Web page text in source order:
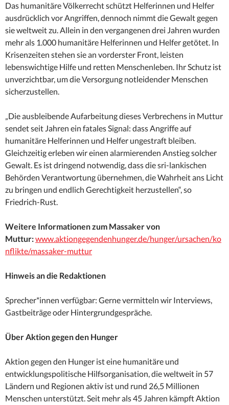
Das humanitäre Völkerrecht schützt Helferinnen und Helfer
ausdrücklich vor Angriffen, dennoch nimmt die Gewalt gegen
sie weltweit zu. Allein in den vergangenen drei Jahren wurden
mehr als 1.000 humanitäre Helferinnen und Helfer getötet. In
Krisenzeiten stehen sie an vorderster Front, leisten
lebenswichtige Hilfe und retten Menschenleben. Ihr Schutz ist
unverzichtbar, um die Versorgung notleidender Menschen
sicherzustellen.
„Die ausbleibende Aufarbeitung dieses Verbrechens in Muttur
sendet seit Jahren ein fatales Signal: dass Angriffe auf
humanitäre Helferinnen und Helfer ungestraft bleiben.
Gleichzeitig erleben wir einen alarmierenden Anstieg solcher
Gewalt. Es ist dringend notwendig, dass die sri-lankischen
Behörden Verantwortung übernehmen, die Wahrheit ans Licht
zu bringen und endlich Gerechtigkeit herzustellen“, so
Friedrich-Rust.
Weitere Informationen zum Massaker von
Muttur:www.aktiongegendenhunger.de/hunger/ursachen/ko
nflikte/massaker-muttur
Hinweis an die Redaktionen
Sprecher*innen verfügbar: Gerne vermitteln wir Interviews,
Gastbeiträge oder Hintergrundgespräche.
Über Aktion gegen den Hunger
Aktion gegen den Hunger ist eine humanitäre und
entwicklungspolitische Hilfsorganisation, die weltweit in 57
Ländern und Regionen aktiv ist und rund 26,5 Millionen
Menschen unterstützt. Seit mehr als 45 Jahren kämpft Aktion